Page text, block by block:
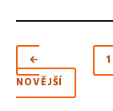
←
NOVĚJŠÍ
1